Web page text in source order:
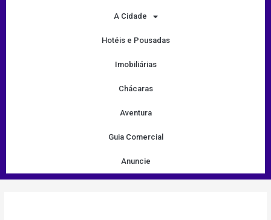
A Cidade
Hotéis e Pousadas
Imobiliárias
Chácaras
Aventura
Guia Comercial
Anuncie